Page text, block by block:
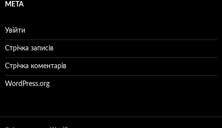
МЕТА
Увійти
Стрічка записів
Стрічка коментарів
WordPress.org